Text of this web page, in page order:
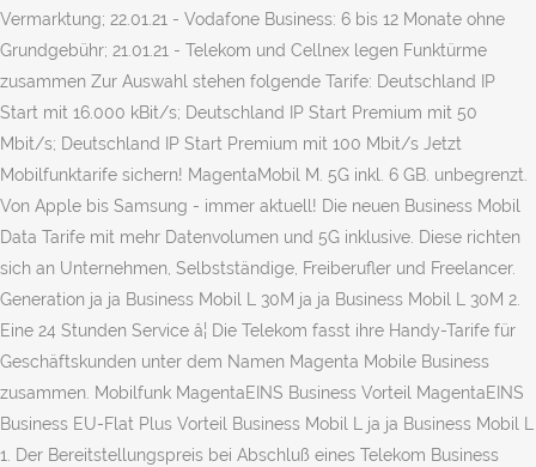
Vermarktung; 22.01.21 - Vodafone Business: 6 bis 12 Monate ohne
Grundgebühr; 21.01.21 - Telekom und Cellnex legen Funktürme
zusammen Zur Auswahl stehen folgende Tarife: Deutschland IP
Start mit 16.000 kBit/s; Deutschland IP Start Premium mit 50
Mbit/s; Deutschland IP Start Premium mit 100 Mbit/s Jetzt
Mobilfunktarife sichern! MagentaMobil M. 5G inkl. 6 GB. unbegrenzt.
Von Apple bis Samsung - immer aktuell! Die neuen Business Mobil
Data Tarife mit mehr Datenvolumen und 5G inklusive. Diese richten
sich an Unternehmen, Selbstständige, Freiberufler und Freelancer.
Generation ja ja Business Mobil L 30M ja ja Business Mobil L 30M 2.
Eine 24 Stunden Service â¦ Die Telekom fasst ihre Handy-Tarife für
Geschäftskunden unter dem Namen Magenta Mobile Business
zusammen. Mobilfunk MagentaEINS Business Vorteil MagentaEINS
Business EU-Flat Plus Vorteil Business Mobil L ja ja Business Mobil L
1. Der Bereitstellungspreis bei Abschluß eines Telekom Business